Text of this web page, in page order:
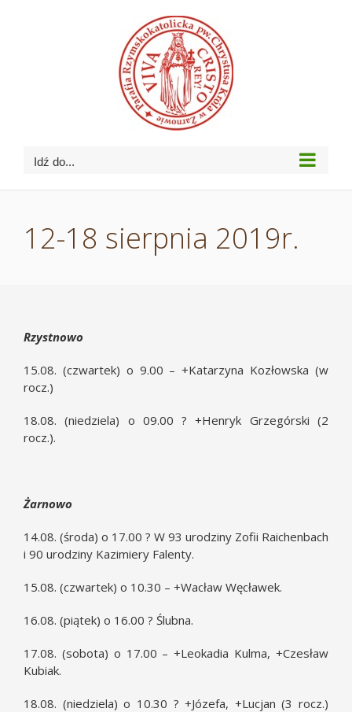
Idź do...
12-18 sierpnia 2019r.
Rzystnowo
15.08. (czwartek) o 9.00 – +Katarzyna Kozłowska (w
rocz.)
18.08. (niedziela) o 09.00 ? +Henryk Grzegórski (2
rocz.).
Żarnowo
14.08. (środa) o 17.00 ? W 93 urodziny Zofii Raichenbach
i 90 urodziny Kazimiery Falenty.
15.08. (czwartek) o 10.30 – +Wacław Węcławek.
16.08. (piątek) o 16.00 ? Ślubna.
17.08. (sobota) o 17.00 – +Leokadia Kulma, +Czesław
Kubiak.
18.08. (niedziela) o 10.30 ? +Józefa, +Lucjan (3 rocz.)